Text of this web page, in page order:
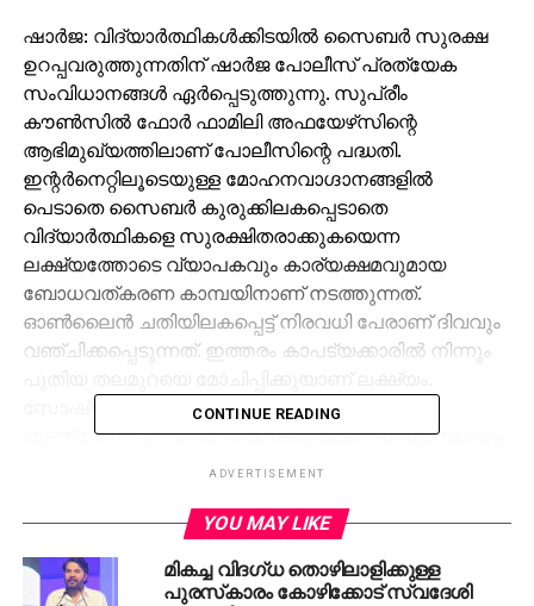
ഷാര്‍ജ: വിദ്യാര്‍ത്ഥികള്‍ക്കിടയില്‍ സൈബര്‍ സുരക്ഷ
ഉറപ്പവരുത്തുന്നതിന് ഷാര്‍ജ പോലീസ് പ്രത്യേക
സംവിധാനങ്ങള്‍ ഏര്‍പ്പെടുത്തുന്നു. സുപ്രീം
കൗണ്‍സില്‍ ഫോര്‍ ഫാമിലി അഫയേഴ്‌സിന്റെ
ആഭിമുഖ്യത്തിലാണ് പോലീസിന്റെ പദ്ധതി.
ഇന്റര്‍നെറ്റിലൂടെയുള്ള മോഹനവാഗ്ദാനങ്ങളില്‍
പെടാതെ സൈബര്‍ കുരുക്കിലകപ്പെടാതെ
വിദ്യാര്‍ത്ഥികളെ സുരക്ഷിതരാക്കുകയെന്ന
ലക്ഷ്യത്തോടെ വ്യാപകവും കാര്യക്ഷമവുമായ
ബോധവത്കരണ കാമ്പയിനാണ് നടത്തുന്നത്.
ഓണ്‍ലൈന്‍ ചതിയിലകപ്പെട്ട് നിരവധി പേരാണ് ദിവവും
വഞ്ചിക്കപ്പെടുന്നത്. ഇത്തരം കാപട്യക്കാരില്‍ നിന്നും
സോഷ്യല്‍ മീഡിയയില്‍ സജീവമായിട്ടുള്ള
യൂണിവേഴ്‌സിറ്റി വിദ്യാര്‍ത്ഥികളെയാണ് പ്രധാനമായും
കാമ്പയിനില്‍ ഉള്‍പ്പെടുത്തുകയെന്ന് ഷാര്‍ജ പോലീസ്
കേണല്‍ ആരിഫ് ഹസ്സന്‍ ഹുദൈബ് പറഞ്ഞു.
എന്നീ ഭാഷകളിലുള്ള ലഘുലേഖകളാണ്
CONTINUE READING
ADVERTISEMENT
YOU MAY LIKE
മികച്ച വിദഗ്ധ തൊഴിലാളിക്കുള്ള
പുരസ്‌കാരം കോഴിക്കോട് സ്വദേശി